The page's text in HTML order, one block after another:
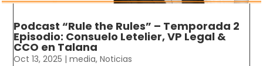
Podcast “Rule the Rules” – Temporada 2
Episodio: Consuelo Letelier, VP Legal &
CCO en Talana
Oct 13, 2025 |media,Noticias